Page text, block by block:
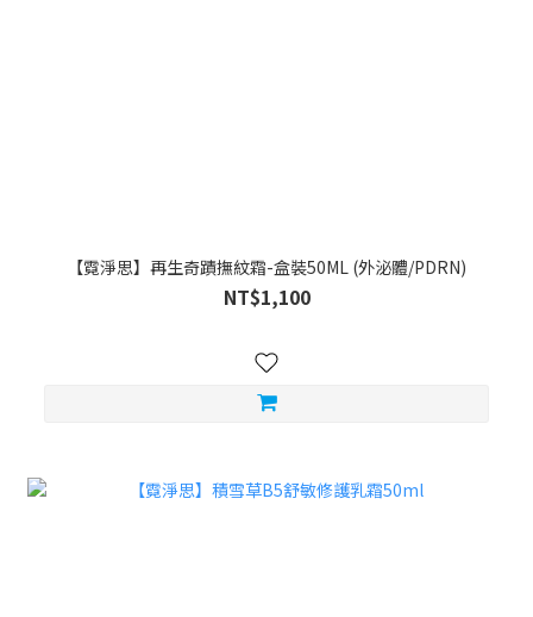
【霓淨思】再生奇蹟撫紋霜-盒裝50ML (外泌體/PDRN)
NT$1,100